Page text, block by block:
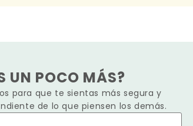
UN POCO MÁS?
para que te sientas más segura y
de lo que piensen los demás.